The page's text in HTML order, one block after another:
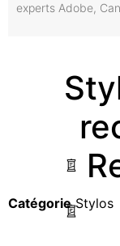
experts Adobe,
Catégorie Stylos